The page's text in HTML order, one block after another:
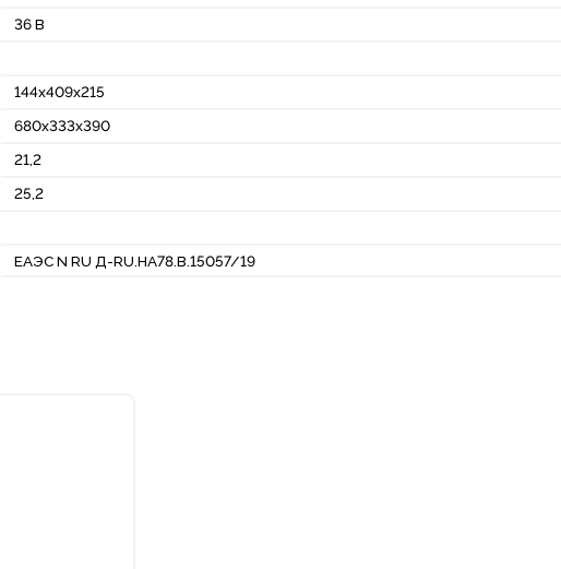
36 В
144x409x215
680x333x390
21,2
25,2
ЕАЭС N RU Д-RU.НА78.В.15057/19